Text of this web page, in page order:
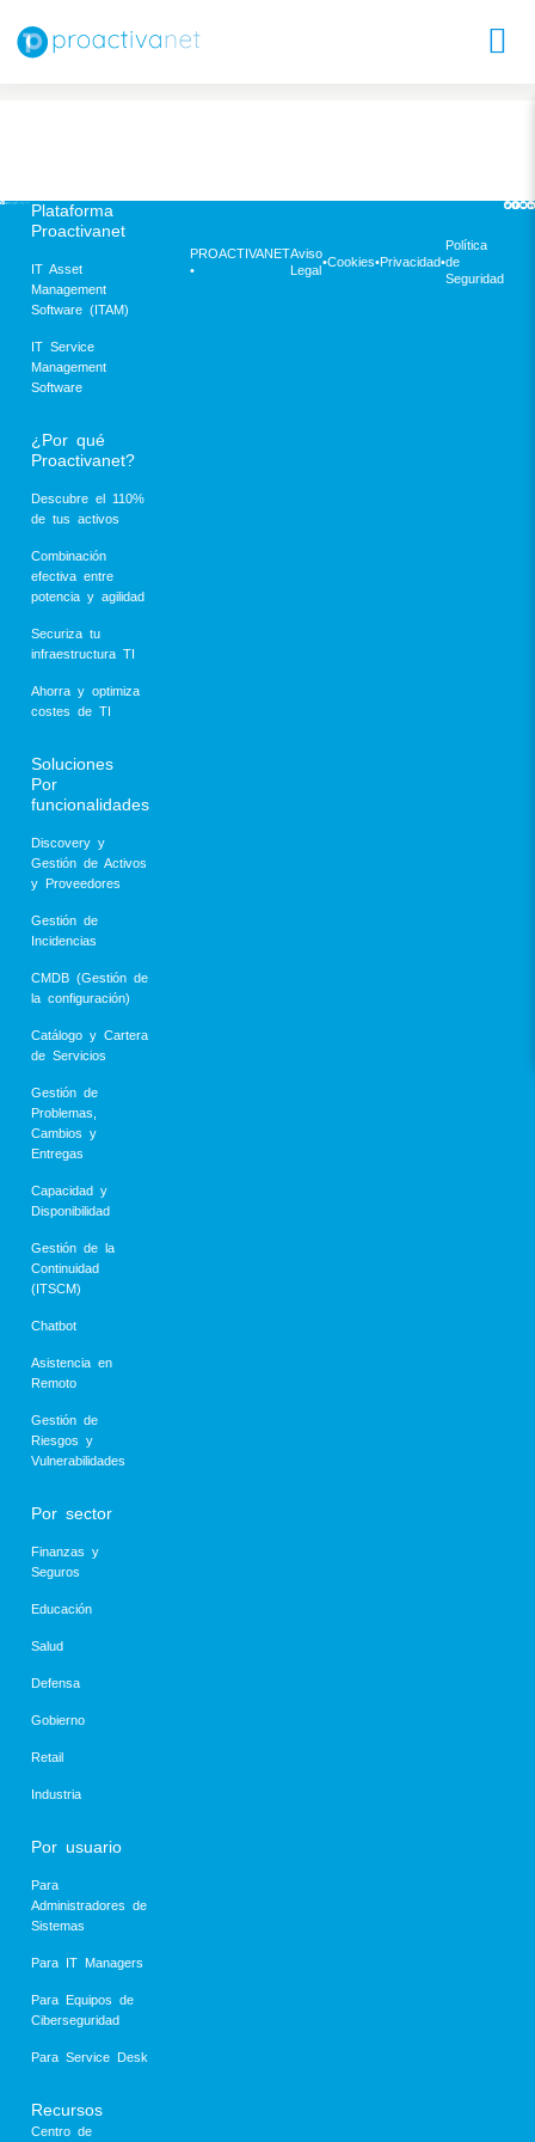
Plataforma
Proactivanet
IT Asset
Management
Software (ITAM)
IT Service
Management
Software
¿Por qué
Proactivanet?
Descubre el 110%
de tus activos
Combinación
efectiva entre
potencia y agilidad
Securiza tu
infraestructura TI
Ahorra y optimiza
costes de TI
Soluciones
Por
funcionalidades
Discovery y
Gestión de Activos
y Proveedores
Gestión de
Incidencias
CMDB (Gestión de
la configuración)
Catálogo y Cartera
de Servicios
Gestión de
Problemas,
Cambios y
Entregas
Capacidad y
Disponibilidad
Gestión de la
Continuidad
(ITSCM)
Chatbot
Asistencia en
Remoto
Gestión de
Riesgos y
Vulnerabilidades
Por sector
Finanzas y
Seguros
Educación
Salud
Defensa
Gobierno
Retail
Industria
Por usuario
Para
Administradores de
Sistemas
Para IT Managers
Para Equipos de
Ciberseguridad
Para Service Desk
Recursos
Centro de
PROACTIVANET
•
Aviso
Legal
•Cookies•Privacidad•
Política
de
Seguridad